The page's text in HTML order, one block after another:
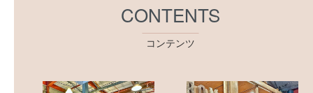
CONTENTS
コンテンツ